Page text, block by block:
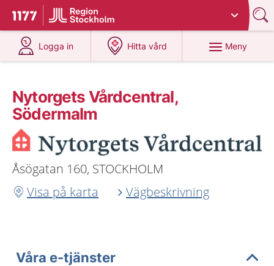
Till startsidan för 1177
Du har valt region
Logga in
på 1177.se
Hitta vård
på 1177.se
Meny
Nytorgets Vårdcentral,
Södermalm
Åsögatan 160, STOCKHOLM
Visa på karta
Vägbeskrivning
Våra e-tjänster